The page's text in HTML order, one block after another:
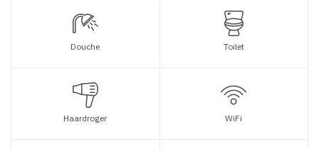
Douche Toilet
Haardroger WiFi